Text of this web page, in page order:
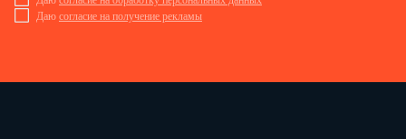
Даю согласие на получение рекламы